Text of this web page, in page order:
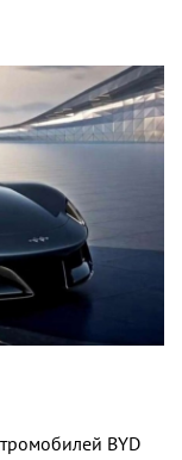
BYD